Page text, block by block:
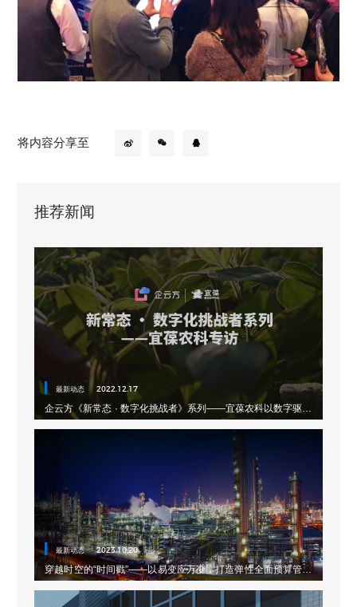
将内容分享至
推荐新闻
最新动态 2022.12.17
企云方《新常态 · 数字化挑战者》系列——宜葆农科以数字驱动
绿色农业
最新动态 2023.10.20
穿越时空的“时间戳”——以易变应万变，打造弹性全面预算管理
体系